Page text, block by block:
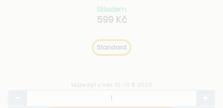
Skladem
599 Kč
Standard
Může být u vás 10.–11. 8. 2026